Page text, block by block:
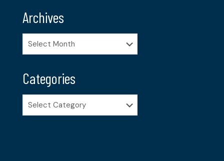
Archives
Archives
Categories
Categories